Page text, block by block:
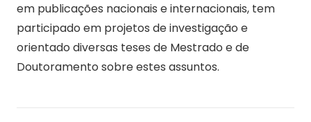
em publicações nacionais e internacionais, tem
participado em projetos de investigação e
orientado diversas teses de Mestrado e de
Doutoramento sobre estes assuntos.